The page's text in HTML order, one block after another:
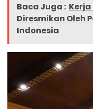
Baca Juga :
Diresmikan Oleh
Indonesia